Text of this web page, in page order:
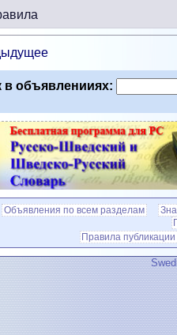
в объявленииях:
Объявления по всем разделам
Правила публикации